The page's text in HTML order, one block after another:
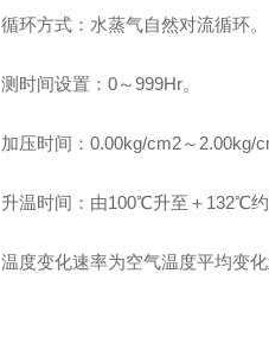
循环方式： 水蒸气自然对流循环。
测时间设置：0～999Hr。
加压时间：0.00kg/cm2～2.00kg/
升温时间 ： 由100℃升至＋132℃约
温度变化速率为空气温度平均变